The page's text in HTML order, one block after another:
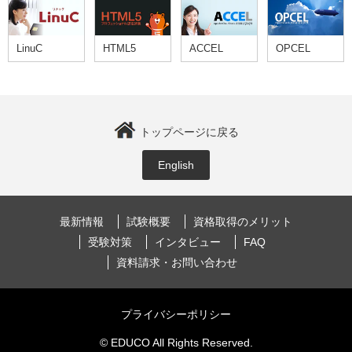
LinuC HTML5 ACCEL OPCEL
トップページに戻る
English
最新情報 試験概要
資格取得のメリット
受験対策
インタビュー
FAQ
資料請求・お問い合わせ
プライバシーポリシー
© EDUCO All Rights Reserved.